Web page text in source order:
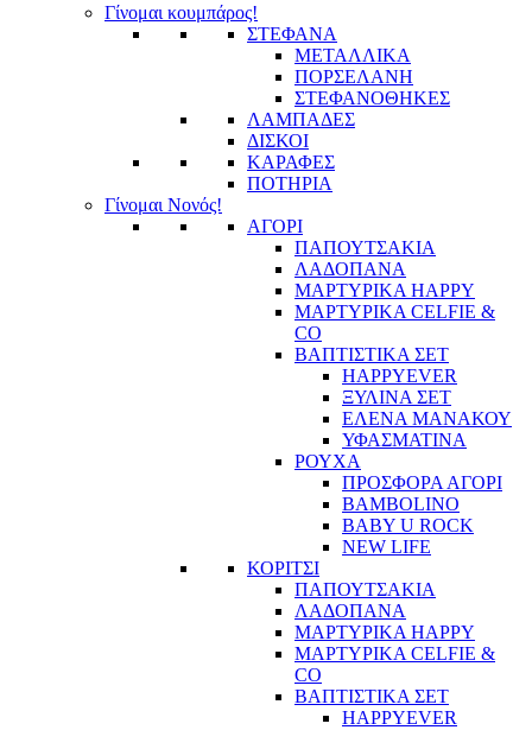
Γίνομαι κουμπάρος!
ΣΤΕΦΑΝΑ
ΜΕΤΑΛΛΙΚΑ
ΠΟΡΣΕΛΑΝΗ
ΣΤΕΦΑΝΟΘΗΚΕΣ
ΛΑΜΠΑΔΕΣ
ΔΙΣΚΟΙ
ΚΑΡΑΦΕΣ
ΠΟΤΗΡΙΑ
Γίνομαι Νονός!
ΑΓΟΡΙ
ΠΑΠΟΥΤΣΑΚΙΑ
ΛΑΔΟΠΑΝΑ
ΜΑΡΤΥΡΙΚΑ HAPPY
ΜΑΡΤΥΡΙΚΑ CELFIE &
CO
ΒΑΠΤΙΣΤΙΚΑ ΣΕΤ
HAPPYEVER
ΞΥΛΙΝΑ ΣΕΤ
ΕΛΕΝΑ ΜΑΝΑΚΟΥ
ΥΦΑΣΜΑΤΙΝΑ
ΡΟΥΧΑ
ΠΡΟΣΦΟΡΑ ΑΓΟΡΙ
BAMBOLINO
BABY U ROCK
NEW LIFE
ΚΟΡΙΤΣΙ
ΠΑΠΟΥΤΣΑΚΙΑ
ΛΑΔΟΠΑΝΑ
ΜΑΡΤΥΡΙΚΑ HAPPY
ΜΑΡΤΥΡΙΚΑ CELFIE &
CO
ΒΑΠΤΙΣΤΙΚΑ ΣΕΤ
HAPPYEVER